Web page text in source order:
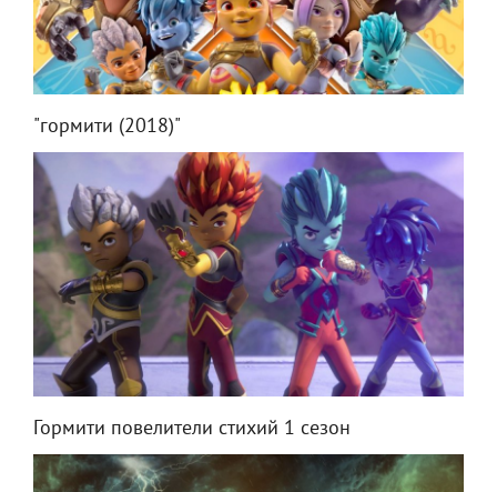
"гормити (2018)"
Гормити повелители стихий 1 сезон